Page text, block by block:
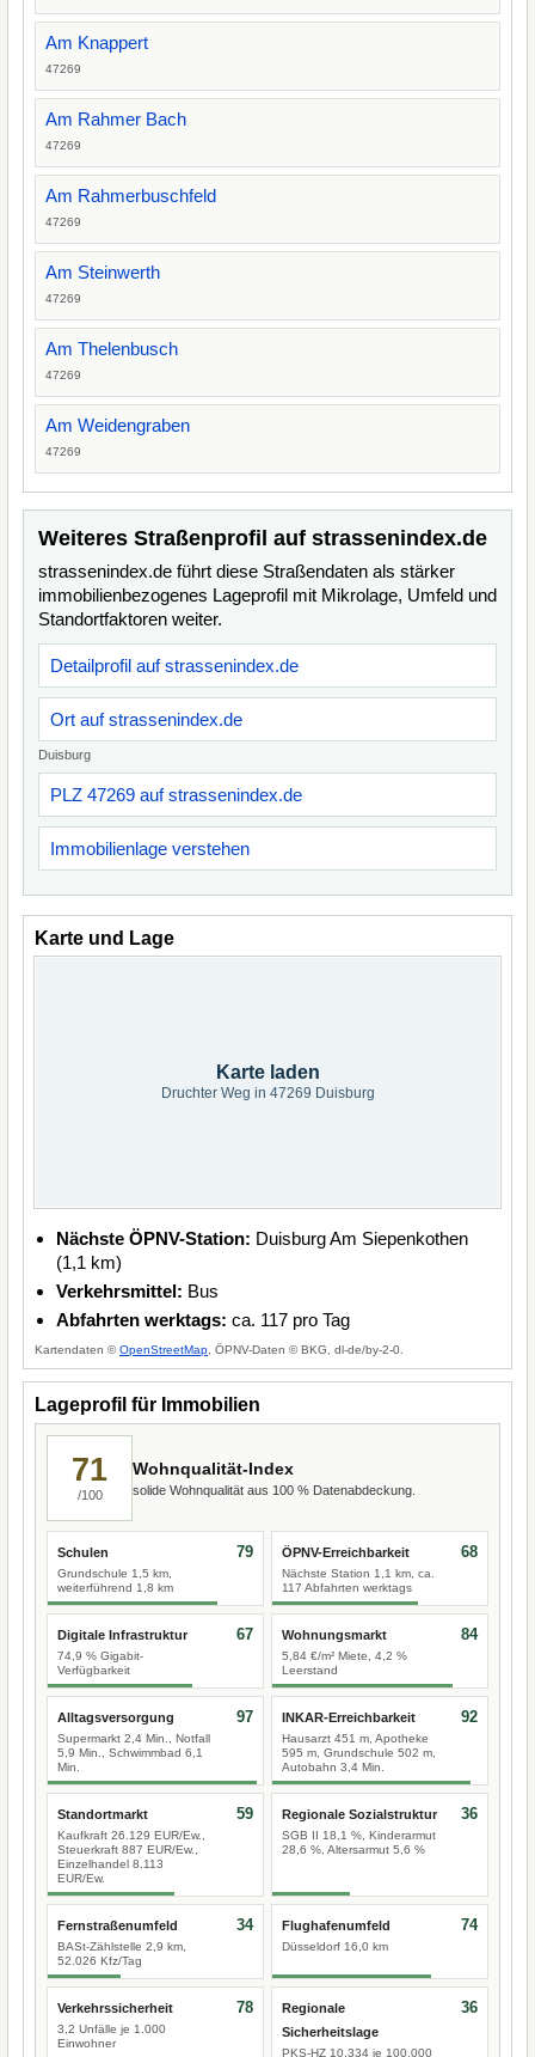
Am Knappert
47269
Am Rahmer Bach
47269
Am Rahmerbuschfeld
47269
Am Steinwerth
47269
Am Thelenbusch
47269
Am Weidengraben
47269
Weiteres Straßenprofil auf strassenindex.de
strassenindex.de führt diese Straßendaten als stärker
immobilienbezogenes Lageprofil mit Mikrolage, Umfeld und
Standortfaktoren weiter.
Detailprofil auf strassenindex.de
Ort auf strassenindex.de
Duisburg
PLZ 47269 auf strassenindex.de
Immobilienlage verstehen
Karte und Lage
Karte laden
Druchter Weg in 47269 Duisburg
Nächste ÖPNV-Station: Duisburg Am Siepenkothen
(1,1 km)
Verkehrsmittel: Bus
Abfahrten werktags: ca. 117 pro Tag
Kartendaten ©OpenStreetMap , ÖPNV-Daten © BKG, dl-de/by-2-0.
Lageprofil für Immobilien
71
/100
Wohnqualität-Index
solide Wohnqualität aus 100 % Datenabdeckung.
Schulen
Grundschule 1,5 km,
weiterführend 1,8 km
79 ÖPNV-Erreichbarkeit
Nächste Station 1,1 km, ca.
117 Abfahrten werktags
68
Digitale Infrastruktur
74,9 % Gigabit-
Verfügbarkeit
67 Wohnungsmarkt
5,84 €/m² Miete, 4,2 %
Leerstand
84
Alltagsversorgung
Supermarkt 2,4 Min., Notfall
5,9 Min., Schwimmbad 6,1
Min.
97 INKAR-Erreichbarkeit
Hausarzt 451 m, Apotheke
595 m, Grundschule 502 m,
Autobahn 3,4 Min.
92
Standortmarkt
Kaufkraft 26.129 EUR/Ew.,
Steuerkraft 887 EUR/Ew.,
Einzelhandel 8.113
EUR/Ew.
59 Regionale Sozialstruktur
SGB II 18,1 %, Kinderarmut
28,6 %, Altersarmut 5,6 %
36
Fernstraßenumfeld
BASt-Zählstelle 2,9 km,
52.026 Kfz/Tag
34 Flughafenumfeld
Düsseldorf 16,0 km
74
Verkehrssicherheit
3,2 Unfälle je 1.000
Einwohner
78
Regionale
Sicherheitslage
PKS-HZ 10.334 je 100.000
36